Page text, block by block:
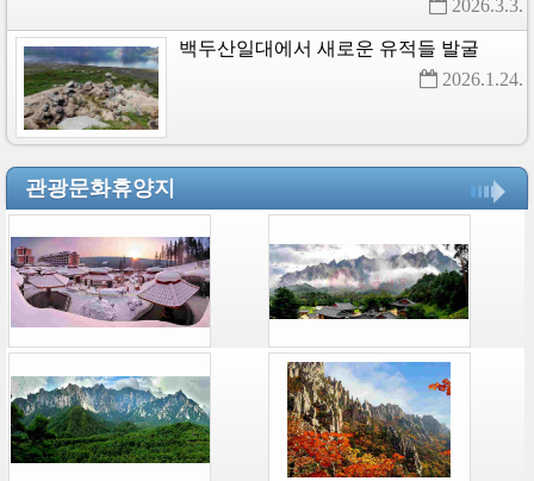
2026.3.3.
백두산일대에서 새로운 유적들 발굴
2026.1.24.
관광문화휴양지